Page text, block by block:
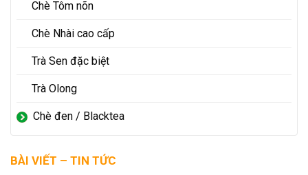
Chè Tôm nõn
Chè Nhài cao cấp
Trà Sen đặc biệt
Trà Olong
Chè đen / Blacktea
BÀI VIẾT – TIN TỨC